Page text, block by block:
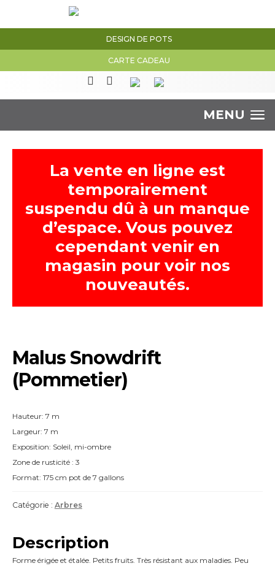
DESIGN DE POTS
CARTE CADEAU
MENU
La vente en ligne est
temporairement
suspendu dû à un manque
d’espace. Vous pouvez
cependant venir en
magasin pour voir nos
nouveautés.
Malus Snowdrift
(Pommetier)
Hauteur: 7 m
Largeur: 7 m
Exposition: Soleil, mi-ombre
Zone de rusticité : 3
Format: 175 cm pot de 7 gallons
Catégorie : Arbres
Description
Forme érigée et étalée. Petits fruits. Très résistant aux maladies. Peu